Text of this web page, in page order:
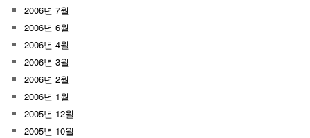
2006년 7월
2006년 6월
2006년 4월
2006년 3월
2006년 2월
2006년 1월
2005년 12월
2005년 10월